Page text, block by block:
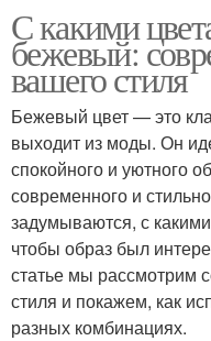
С какими
бежевый:
вашего стиля
Бежевый цвет — это
выходит из моды. Он
спокойного и уютного
современного и
задумываются, с
чтобы образ был
статье мы рассмотрим
стиля и покажем, как
разных комбинациях.